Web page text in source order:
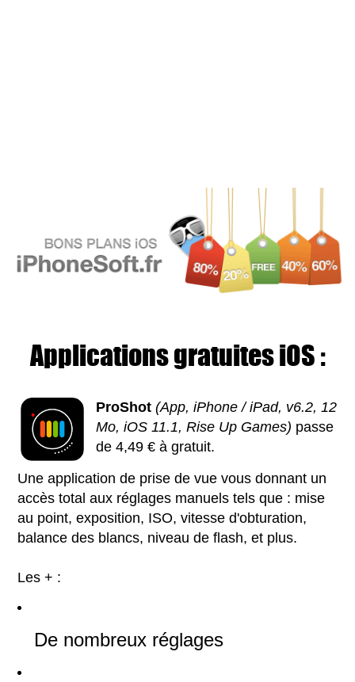
Applications gratuites iOS :
ProShot(App, iPhone / iPad, v6.2, 12
Mo, iOS 11.1, Rise Up Games) passe
de 4,49 € à gratuit.
Une application de prise de vue vous donnant un
accès total aux réglages manuels tels que : mise
au point, exposition, ISO, vitesse d'obturation,
balance des blancs, niveau de flash, et plus.
Les + :
De nombreux réglages